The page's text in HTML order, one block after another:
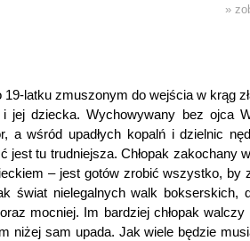
»
latku zmuszonym do wejścia w krąg
jej dziecka. Wychowywany bez ojca
a wśród upadłych kopalń i dzielnic
jest tu trudniejsza. Chłopak zakochany
– jest gotów zrobić wszystko, by
świat nielegalnych walk bokserskich,
mocniej. Im bardziej chłopak
niżej sam upada. Jak wiele będzie